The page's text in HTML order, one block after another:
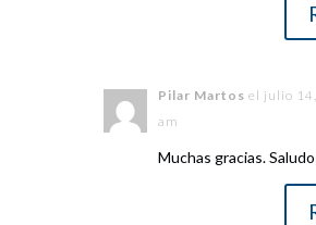
Pilar Martos el julio
am
Muchas gracias.